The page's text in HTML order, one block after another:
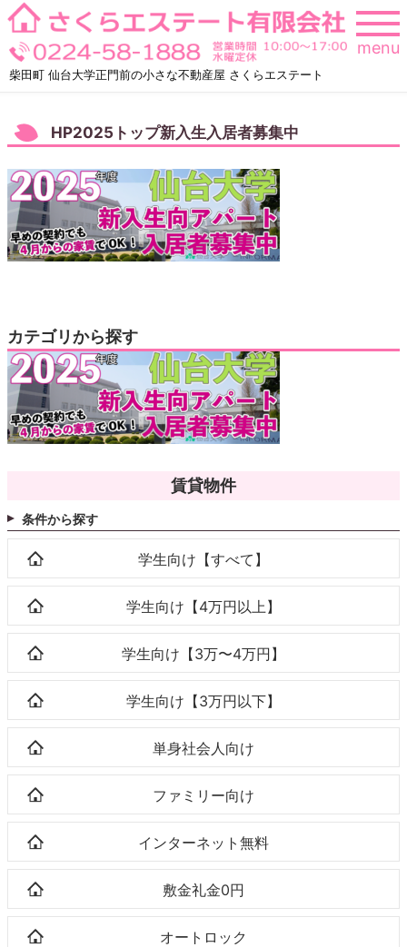
Skip
to
content
柴田町 仙台大学正門前の小さな不動産屋 さくらエステート
menu
HP2025トップ新入生入居者募集中
カテゴリから探す
賃貸物件
条件から探す
学生向け【すべて】
学生向け【4万円以上】
学生向け【3万〜4万円】
学生向け【3万円以下】
単身社会人向け
ファミリー向け
インターネット無料
敷金礼金0円
オートロック